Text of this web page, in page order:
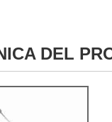
DEL